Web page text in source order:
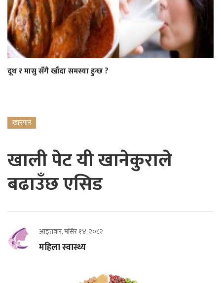
दूध र मासु सँगै खाँदा समस्या हुन्छ ?
खानपान
खाली पेट यी खानेकुराले
बढाउँछ एसिड
आइतबार, मंसिर १४, २०८२
महिला स्वास्थ्य